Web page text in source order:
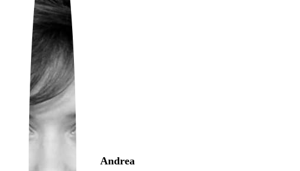
French
Hungarian
Polish
Portuguese
Ukrainian
Andrea